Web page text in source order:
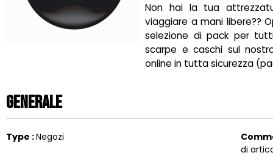
Non hai la tua
viaggiare a mani libere??
selezione di pack per
scarpe e caschi sul
online in tutta sicurezza
Generale
Type :Negozi
di